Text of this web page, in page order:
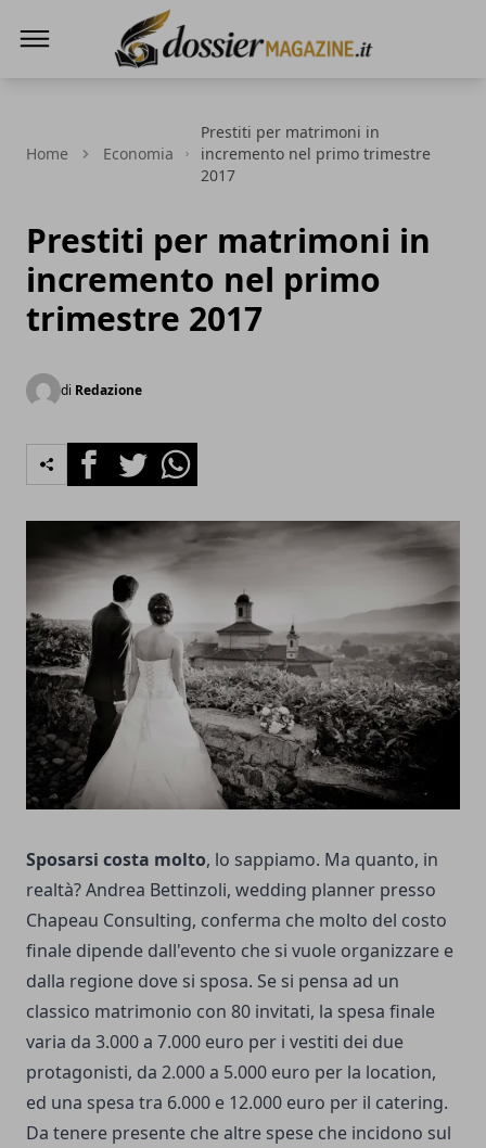
Home Economia
Prestiti per matrimoni in
incremento nel primo trimestre
2017
Prestiti per matrimoni in
incremento nel primo
trimestre 2017
di Redazione
FacebookTwitterWhatsapp
Sposarsi costa molto, lo sappiamo. Ma quanto, in
realtà? Andrea Bettinzoli, wedding planner presso
Chapeau Consulting, conferma che molto del costo
finale dipende dall'evento che si vuole organizzare e
dalla regione dove si sposa. Se si pensa ad un
classico matrimonio con 80 invitati, la spesa finale
varia da 3.000 a 7.000 euro per i vestiti dei due
protagonisti, da 2.000 a 5.000 euro per la location,
ed una spesa tra 6.000 e 12.000 euro per il catering.
Da tenere presente che altre spese che incidono sul